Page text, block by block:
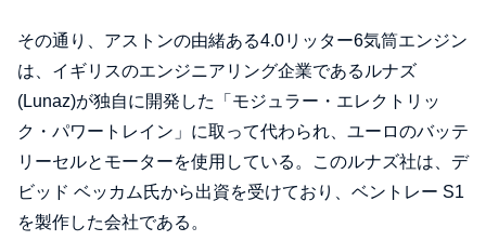
その通り、アストンの由緒ある4.0リッター6気筒エンジン
は、イギリスのエンジニアリング企業であるルナズ
(Lunaz)が独自に開発した「モジュラー・エレクトリッ
ク・パワートレイン」に取って代わられ、ユーロのバッテ
リーセルとモーターを使用している。このルナズ社は、デ
ビッド ベッカム氏から出資を受けており、ベントレー S1
を製作した会社である。